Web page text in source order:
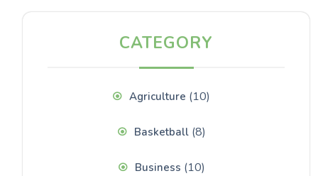
CATEGORY
Agriculture (10)
Basketball(8)
Business (10)